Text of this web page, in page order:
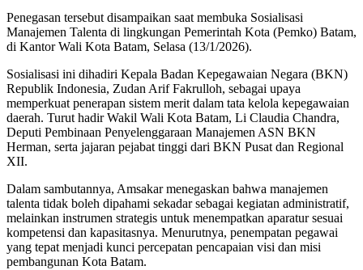
Penegasan tersebut disampaikan saat membuka Sosialisasi
Manajemen Talenta di lingkungan Pemerintah Kota (Pemko) Batam,
di Kantor Wali Kota Batam, Selasa (13/1/2026).
Sosialisasi ini dihadiri Kepala Badan Kepegawaian Negara (BKN)
Republik Indonesia, Zudan Arif Fakrulloh, sebagai upaya
memperkuat penerapan sistem merit dalam tata kelola kepegawaian
daerah. Turut hadir Wakil Wali Kota Batam, Li Claudia Chandra,
Deputi Pembinaan Penyelenggaraan Manajemen ASN BKN
Herman, serta jajaran pejabat tinggi dari BKN Pusat dan Regional
XII.
Dalam sambutannya, Amsakar menegaskan bahwa manajemen
talenta tidak boleh dipahami sekadar sebagai kegiatan administratif,
melainkan instrumen strategis untuk menempatkan aparatur sesuai
kompetensi dan kapasitasnya. Menurutnya, penempatan pegawai
yang tepat menjadi kunci percepatan pencapaian visi dan misi
pembangunan Kota Batam.